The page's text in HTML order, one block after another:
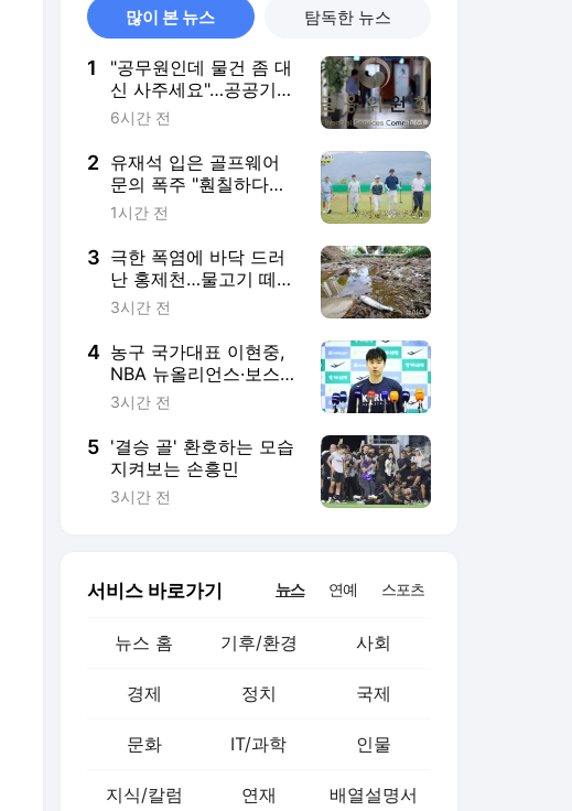
많이 본 뉴스 탐독한 뉴스
1
"공무원인데 물건 좀 대
신 사주세요"…공공기관
사칭 대리구매 주의
6시간 전
2 유재석 입은 골프웨어
문의 폭주 "훤칠하다고
하더라"
1시간 전
3 극한 폭염에 바닥 드러
난 홍제천…물고기 떼죽
음도 [뉴시스Pic]
3시간 전
4 농구 국가대표 이현중,
NBA 뉴올리언스·보스턴
미니캠프 참가
3시간 전
5 '결승 골' 환호하는 모습
지켜보는 손흥민
3시간 전
서비스 바로가기 뉴스 연예 스포츠
뉴스 홈 기후/환경 사회
경제 정치 국제
문화 IT/과학 인물
지식/칼럼 연재 배열설명서